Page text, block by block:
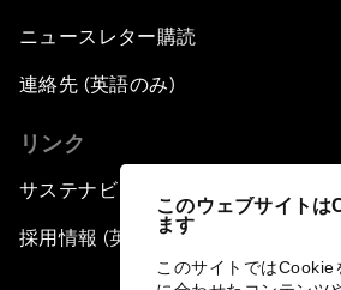
このウェブサイト
ます
このサイトではCookie
ニュースレター購読
連絡先 (英語のみ)
リンク
サステナビリティへの取り組み
採用情報 (英語のみ)